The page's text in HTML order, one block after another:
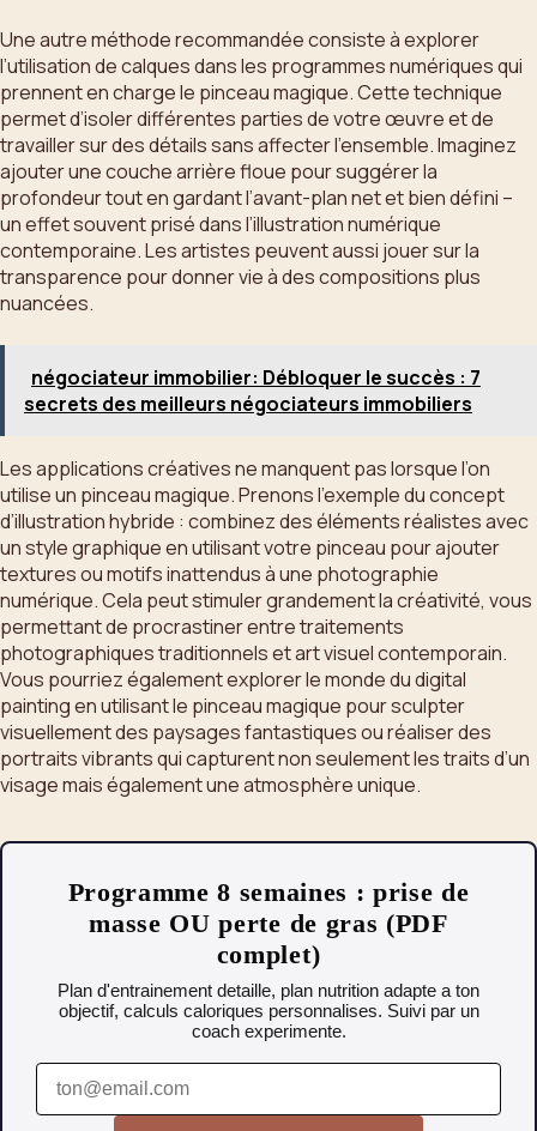
Une autre méthode recommandée consiste à explorer
l’utilisation de calques dans les programmes numériques qui
prennent en charge le pinceau magique. Cette technique
permet d’isoler différentes parties de votre œuvre et de
travailler sur des détails sans affecter l’ensemble. Imaginez
ajouter une couche arrière floue pour suggérer la
profondeur tout en gardant l’avant-plan net et bien défini –
un effet souvent prisé dans l’illustration numérique
contemporaine. Les artistes peuvent aussi jouer sur la
transparence pour donner vie à des compositions plus
nuancées.
négociateur immobilier: Débloquer le succès : 7
secrets des meilleurs négociateurs immobiliers
Les applications créatives ne manquent pas lorsque l’on
utilise un pinceau magique. Prenons l’exemple du concept
d’illustration hybride : combinez des éléments réalistes avec
un style graphique en utilisant votre pinceau pour ajouter
textures ou motifs inattendus à une photographie
numérique. Cela peut stimuler grandement la créativité, vous
permettant de procrastiner entre traitements
photographiques traditionnels et art visuel contemporain.
Vous pourriez également explorer le monde du digital
painting en utilisant le pinceau magique pour sculpter
visuellement des paysages fantastiques ou réaliser des
portraits vibrants qui capturent non seulement les traits d’un
visage mais également une atmosphère unique.
Programme 8 semaines : prise de
masse OU perte de gras (PDF
complet)
Plan d'entrainement detaille, plan nutrition adapte a ton
objectif, calculs caloriques personnalises. Suivi par un
coach experimente.